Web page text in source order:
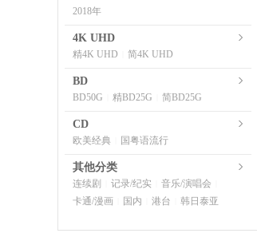
2018年
4K UHD
精4K UHD 简4K UHD
BD
BD50G 精BD25G 简BD25G
CD
欧美经典 国粤语流行
其他分类
连续剧 记录/纪实 音乐/演唱会
卡通/漫画 国内 港台 韩日泰亚